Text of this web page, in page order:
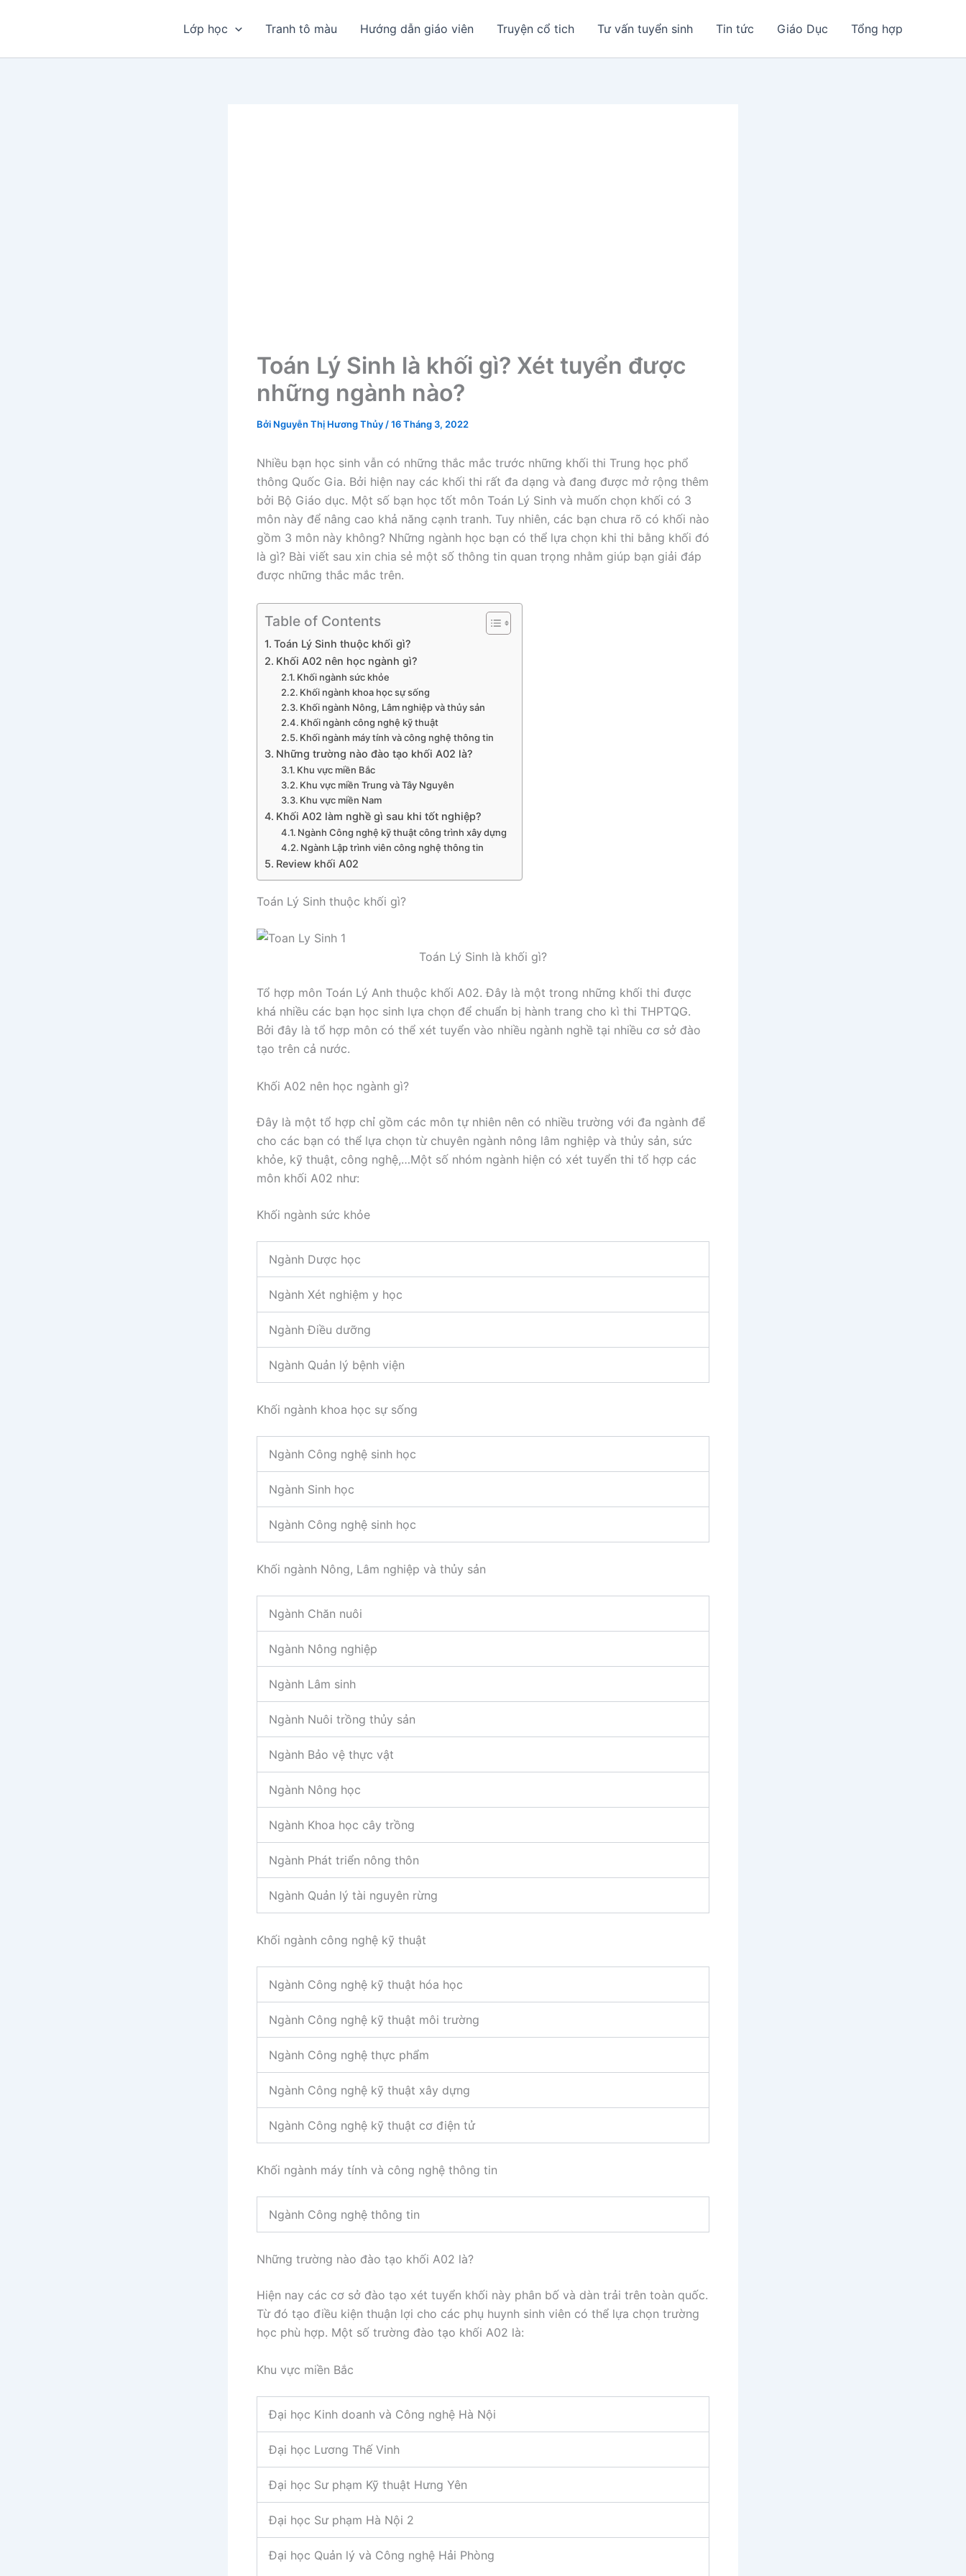
Lớp học Tranh tô màu Hướng dẫn giáo viên Truyện cổ tich Tư vấn tuyển sinh Tin tức Giáo Dục Tổng hợp
Toán Lý Sinh là khối gì? Xét tuyển được
những ngành nào?
Bởi Nguyễn Thị Hương Thủy /16 Tháng 3, 2022
Nhiều bạn học sinh vẫn có những thắc mắc trước những khối thi Trung học phổ
thông Quốc Gia. Bởi hiện nay các khối thi rất đa dạng và đang được mở rộng thêm
bởi Bộ Giáo dục. Một số bạn học tốt môn Toán Lý Sinh và muốn chọn khối có 3
môn này để nâng cao khả năng cạnh tranh. Tuy nhiên, các bạn chưa rõ có khối nào
gồm 3 môn này không? Những ngành học bạn có thể lựa chọn khi thi bằng khối đó
là gì? Bài viết sau xin chia sẻ một số thông tin quan trọng nhằm giúp bạn giải đáp
được những thắc mắc trên.
Table of Contents
Toán Lý Sinh thuộc khối gì?
Khối A02 nên học ngành gì?
Khối ngành sức khỏe
Khối ngành khoa học sự sống
Khối ngành Nông, Lâm nghiệp và thủy sản
Khối ngành công nghệ kỹ thuật
Khối ngành máy tính và công nghệ thông tin
Những trường nào đào tạo khối A02 là?
Khu vực miền Bắc
Khu vực miền Trung và Tây Nguyên
Khu vực miền Nam
Khối A02 làm nghề gì sau khi tốt nghiệp?
Ngành Công nghệ kỹ thuật công trình xây dựng
Ngành Lập trình viên công nghệ thông tin
Review khối A02
Toán Lý Sinh thuộc khối gì?
Toán Lý Sinh là khối gì?
Tổ hợp môn Toán Lý Anh thuộc khối A02. Đây là một trong những khối thi được
khá nhiều các bạn học sinh lựa chọn để chuẩn bị hành trang cho kì thi THPTQG.
Bởi đây là tổ hợp môn có thể xét tuyển vào nhiều ngành nghề tại nhiều cơ sở đào
tạo trên cả nước.
Khối A02 nên học ngành gì?
Đây là một tổ hợp chỉ gồm các môn tự nhiên nên có nhiều trường với đa ngành để
cho các bạn có thể lựa chọn từ chuyên ngành nông lâm nghiệp và thủy sản, sức
khỏe, kỹ thuật, công nghệ,…Một số nhóm ngành hiện có xét tuyển thi tổ hợp các
môn khối A02 như:
Khối ngành sức khỏe
Ngành Dược học
Ngành Xét nghiệm y học
Ngành Điều dưỡng
Ngành Quản lý bệnh viện
Khối ngành khoa học sự sống
Ngành Công nghệ sinh học
Ngành Sinh học
Ngành Công nghệ sinh học
Khối ngành Nông, Lâm nghiệp và thủy sản
Ngành Chăn nuôi
Ngành Nông nghiệp
Ngành Lâm sinh
Ngành Nuôi trồng thủy sản
Ngành Bảo vệ thực vật
Ngành Nông học
Ngành Khoa học cây trồng
Ngành Phát triển nông thôn
Ngành Quản lý tài nguyên rừng
Khối ngành công nghệ kỹ thuật
Ngành Công nghệ kỹ thuật hóa học
Ngành Công nghệ kỹ thuật môi trường
Ngành Công nghệ thực phẩm
Ngành Công nghệ kỹ thuật xây dựng
Ngành Công nghệ kỹ thuật cơ điện tử
Khối ngành máy tính và công nghệ thông tin
Ngành Công nghệ thông tin
Những trường nào đào tạo khối A02 là?
Hiện nay các cơ sở đào tạo xét tuyển khối này phân bố và dàn trải trên toàn quốc.
Từ đó tạo điều kiện thuận lợi cho các phụ huynh sinh viên có thể lựa chọn trường
học phù hợp. Một số trường đào tạo khối A02 là:
Khu vực miền Bắc
Đại học Kinh doanh và Công nghệ Hà Nội
Đại học Lương Thế Vinh
Đại học Sư phạm Kỹ thuật Hưng Yên
Đại học Sư phạm Hà Nội 2
Đại học Quản lý và Công nghệ Hải Phòng